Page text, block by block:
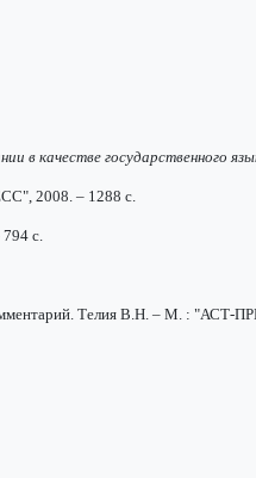
в качестве государственного
2008. – 1288 с.
с.
Телия В.Н. – М. : "АСТ-